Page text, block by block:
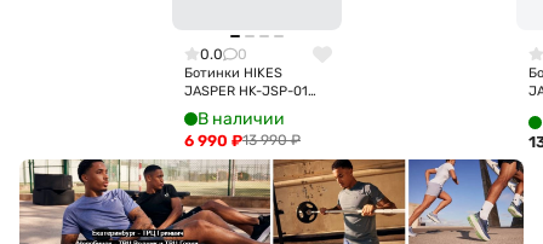
0.0 0
Ботинки HIKES
JASPER HK-JSP-01
YENISEY
В наличии
13 990₽
6 990 ₽